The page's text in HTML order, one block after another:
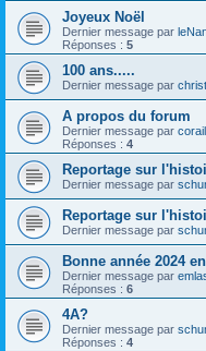
Joyeux Noël
Dernier message par
Réponses : 5
100 ans.....
Dernier message par
A propos du forum
Dernier message par
Réponses : 4
Reportage sur
Dernier message par
Reportage sur
Dernier message par
Bonne année 2024
Dernier message par
Réponses : 6
4A?
Dernier message par
Réponses : 4